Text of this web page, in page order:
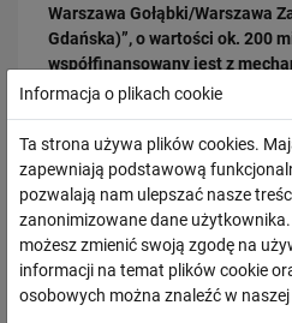
Warszawa Gołąbki/Warszawa
Gdańska)”, o wartości ok. 200
współfinansowany jest z
Europę.
Efektem budowy przystanku
modernizacji mostu Gdańskiego
możliwości przepustowych linii.
możliwość przejazdu
zwiększenie liczby połączeń po
około 100 pociągów.
Od października zeszłego roku
28.07.2026
Bydgoszcz Fordon po zmianach.
PRZECZYTAJ
Informacja o plikach cookie
Ta strona używa plików cookies.
zapewniają podstawową
pozwalają nam ulepszać nasze
zanonimizowane dane
możesz zmienić swoją zgodę na
informacji na temat plików cookie
osobowych można znaleźć w naszej